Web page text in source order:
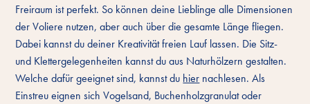
Freiraum ist perfekt. So können deine Lieblinge alle Dimensionen
der Voliere nutzen, aber auch über die gesamte Länge fliegen.
Dabei kannst du deiner Kreativität freien Lauf lassen. Die Sitz-
und Klettergelegenheiten kannst du aus Naturhölzern gestalten.
Welche dafür geeignet sind, kannst du hier nachlesen. Als
Einstreu eignen sich Vogelsand, Buchenholzgranulat oder